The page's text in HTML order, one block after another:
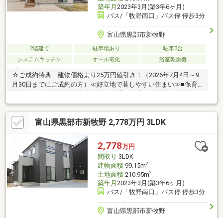
築年月 2023年3月(築3年6ヶ月)
バス/「牧野南口」バス停 停歩3分
富山県黒部市新牧野
2階建て 駐車場あり
駐車3台
システムキッチン
オール電化 浴室乾燥機
☆ご成約特典 建物価格より25万円値引き！（2026年7月4日～9
月30日までにご成約の方）≪好立地で暮しやすい住まい≫■保育
プロのコーディネーターによるインテリアコーディネート■ウォ
ークインクローゼットなど収納充実■家具・カーテン・照明・エ
アコン・食洗機込≪石友ホームグループならではの安心安全な家
づくり≫■注文住宅を19000棟以上手がけた実績のある石友ホーム
グループの「インカムハウス」■設計・施工・販売・アフターま
で自社一貫体制、アフターフォローも充実■耐震性・耐久性に優
れた安心構造
富山県黒部市新牧野 2,778万円 3LDK
2,778万円
間取り 3LDK
建物面積99.15m2
土地面積210.95m2
築年月 2023年3月(築3年6ヶ月)
バス/「牧野南口」バス停 停歩3分
富山県黒部市新牧野